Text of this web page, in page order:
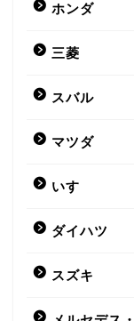
ホンダ
三菱
スバル
マツダ
いすゞ
ダイハツ
スズキ